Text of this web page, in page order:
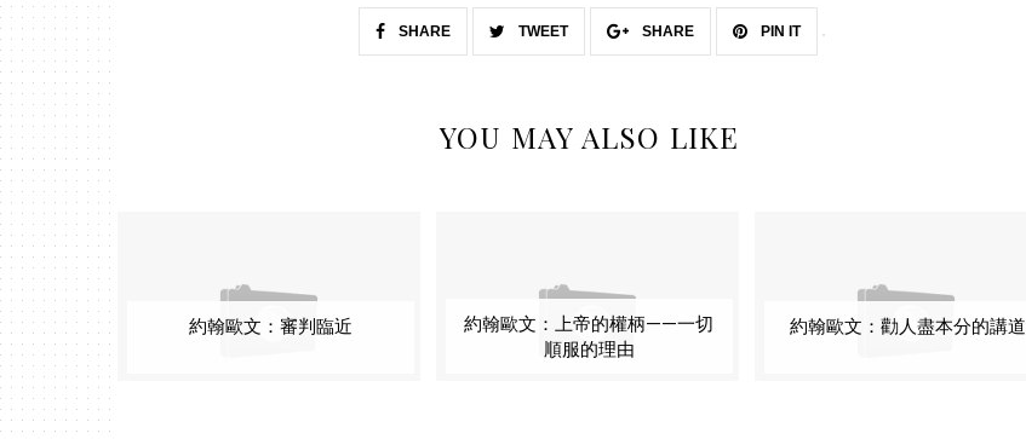
SHARE TWEET SHARE PIN IT
YOU MAY ALSO LIKE
約翰歐文：審判臨近
約翰歐文：上帝的權柄——一切
順服的理由
約翰歐文：勸人盡本分的講道